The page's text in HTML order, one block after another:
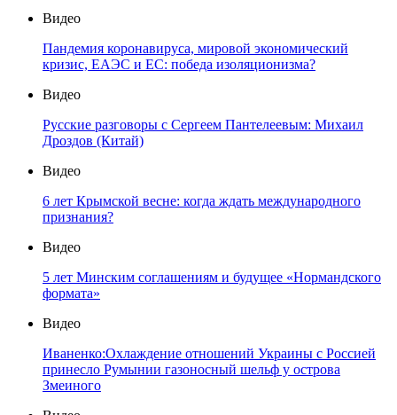
Видео
Пандемия коронавируса, мировой экономический
кризис, ЕАЭС и ЕС: победа изоляционизма?
Видео
Русские разговоры с Сергеем Пантелеевым: Михаил
Дроздов (Китай)
Видео
6 лет Крымской весне: когда ждать международного
признания?
Видео
5 лет Минским соглашениям и будущее «Нормандского
формата»
Видео
Иваненко:Охлаждение отношений Украины с Россией
принесло Румынии газоносный шельф у острова
Змеиного